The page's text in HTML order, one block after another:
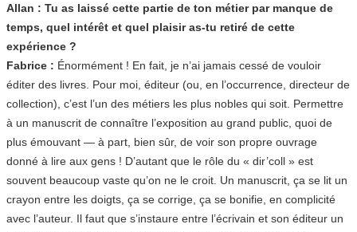
Allan : Tu as laissé cette partie de ton métier par manque de
temps, quel intérêt et quel plaisir as-tu retiré de cette
expérience ?
Fabrice : Énormément ! En fait, je n’ai jamais cessé de vouloir
éditer des livres. Pour moi, éditeur (ou, en l’occurrence, directeur de
collection), c’est l’un des métiers les plus nobles qui soit. Permettre
à un manuscrit de connaître l’exposition au grand public, quoi de
plus émouvant — à part, bien sûr, de voir son propre ouvrage
donné à lire aux gens ! D’autant que le rôle du « dir’coll » est
souvent beaucoup vaste qu’on ne le croit. Un manuscrit, ça se lit un
crayon entre les doigts, ça se corrige, ça se bonifie, en complicité
avec l’auteur. Il faut que s’instaure entre l’écrivain et son éditeur un